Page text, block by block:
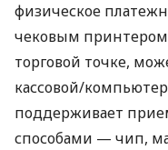
физическое
чековым принтером,
торговой точке,
кассовой/
поддерживает
способами — чип,